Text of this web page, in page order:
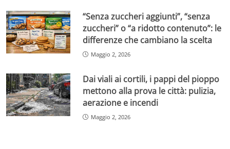
“Senza zuccheri aggiunti”, “senza
zuccheri” o “a ridotto contenuto”: le
differenze che cambiano la scelta
Maggio 2, 2026
Dai viali ai cortili, i pappi del pioppo
mettono alla prova le città: pulizia,
aerazione e incendi
Maggio 2, 2026